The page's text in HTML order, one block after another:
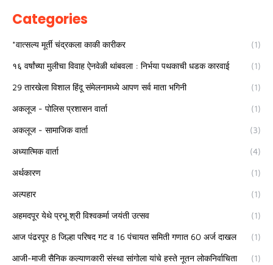
Categories
*वात्सल्य मूर्ती चंद्रकला काकी कारीकर (1)
१६ वर्षांच्या मुलीचा विवाह ऐनवेळी थांबवला : निर्भया पथकाची धडक कारवाई (1)
29 तारखेला विशाल हिंदू संमेलनामध्ये आपण सर्व माता भगिनी (1)
अकलूज - पोलिस प्रशासन वार्ता (1)
अकलूज - सामाजिक वार्ता (3)
अध्यात्मिक वार्ता (4)
अर्थकारण (1)
अल्पहार (1)
अहमदपूर येथे प्रभू श्री विश्वकर्मा जयंती उत्सव (1)
आज पंढरपूर 8 जिल्हा परिषद गट व 16 पंचायत समिती गणात 60 अर्ज दाखल (1)
आजी-माजी सैनिक कल्याणकारी संस्था सांगोला यांचे हस्ते नूतन लोकनिर्वाचिता (1)